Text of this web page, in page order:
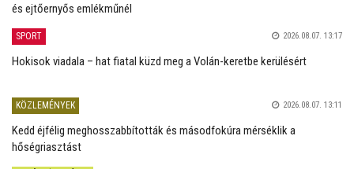
és ejtőernyős emlékműnél
SPORT 2026.08.07. 13:17
Hokisok viadala – hat fiatal küzd meg a Volán-keretbe kerülésért
KÖZLEMÉNYEK 2026.08.07. 13:11
Kedd éjfélig meghosszabbították és másodfokúra mérséklik a
hőségriasztást